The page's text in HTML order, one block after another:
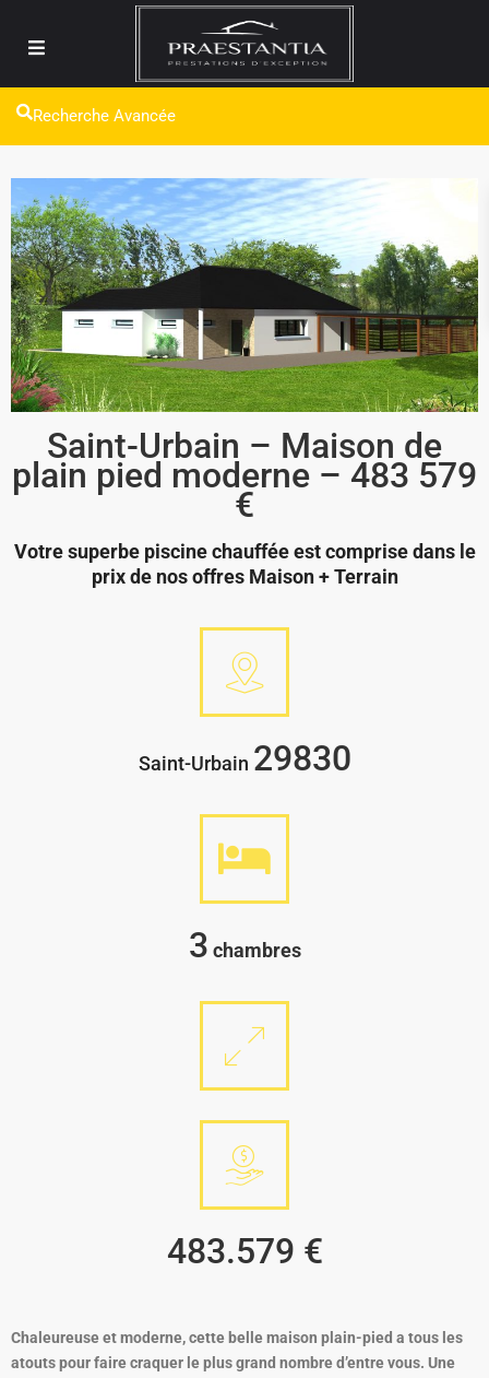
Recherche Avancée
Saint-Urbain – Maison de
plain pied moderne – 483 579
€
Votre superbe piscine chauffée est comprise dans le
prix de nos offres Maison + Terrain
Saint-Urbain 29830
3 chambres
483.579 €
Chaleureuse et moderne, cette belle maison plain-pied a tous les
atouts pour faire craquer le plus grand nombre d’entre vous. Une